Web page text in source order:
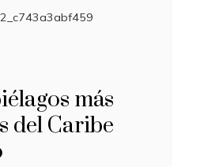
más
del Caribe